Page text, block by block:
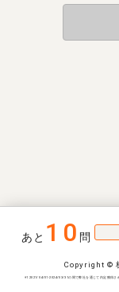
あと 10 問
Copyright ©
※1 2021/04/01-2024/03/31の間で弊社を通じて内定獲得